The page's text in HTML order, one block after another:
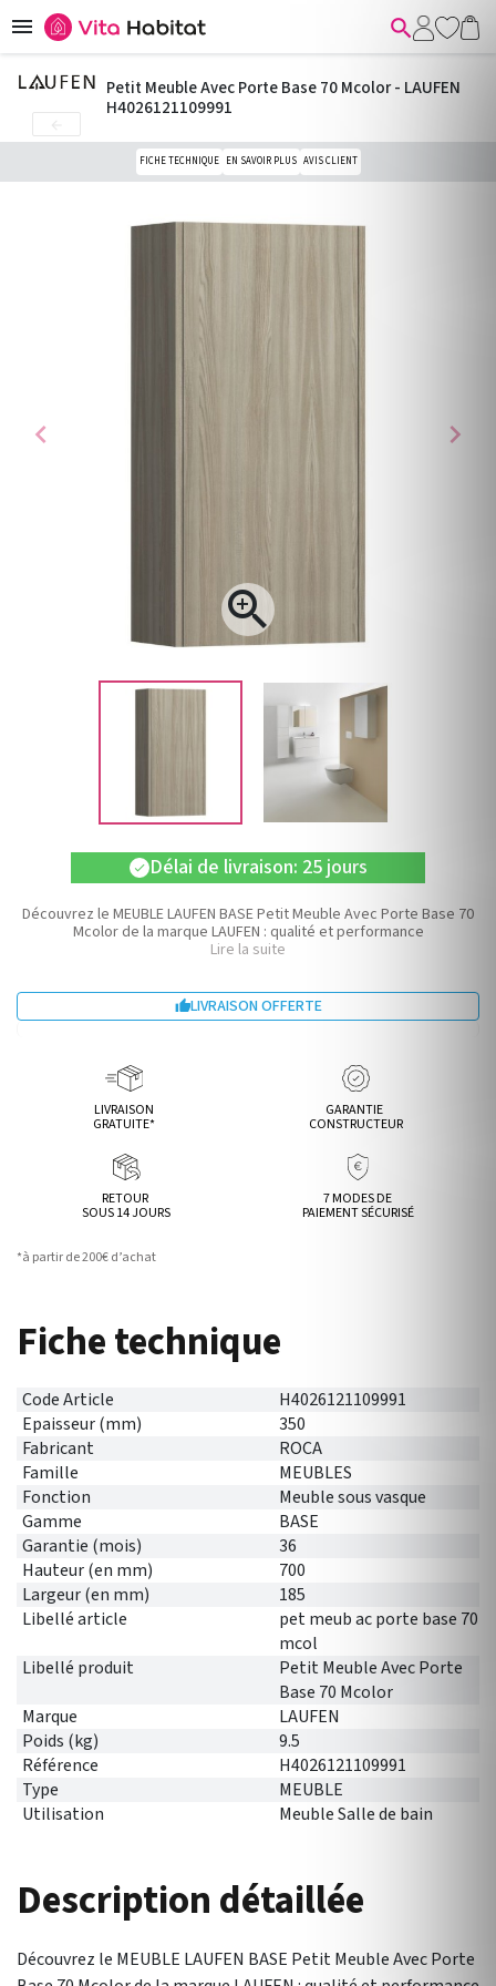
 
chevron_left

chevron_right
Petit Meuble Avec Porte Base 70 Mcolor - LAUFEN
H4026121109991
FICHE TECHNIQUE EN SAVOIR PLUS AVIS CLIENT
check Délai de livraison: 25 jours
Découvrez le MEUBLE LAUFEN BASE Petit Meuble Avec Porte Base 70
Mcolor de la marque LAUFEN : qualité et performance
Lire la suite
LIVRAISON OFFERTE
LIVRAISON
GRATUITE*
GARANTIE
CONSTRUCTEUR
RETOUR
SOUS 14 JOURS
7 MODES DE
PAIEMENT SÉCURISÉ
*à partir de 200€ d’achat
Fiche technique
Code Article
H4026121109991
Epaisseur (mm)
350
Fabricant
ROCA
Famille
MEUBLES
Fonction
Meuble sous vasque
Gamme
BASE
Garantie (mois)
36
Hauteur (en mm)
700
Largeur (en mm)
185
Libellé article
pet meub ac porte base 70
mcol
Libellé produit
Petit Meuble Avec Porte
Base 70 Mcolor
Marque
LAUFEN
Poids (kg)
9.5
Référence
H4026121109991
Type
MEUBLE
Utilisation
Meuble Salle de bain
Description détaillée
Découvrez le MEUBLE LAUFEN BASE Petit Meuble Avec Porte